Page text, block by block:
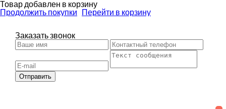
Товар добавлен в корзину
Продолжить покупки Перейти в корзину
Заказать звонок
Отправить